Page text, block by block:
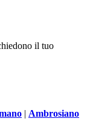
il tuo
| Ambrosiano